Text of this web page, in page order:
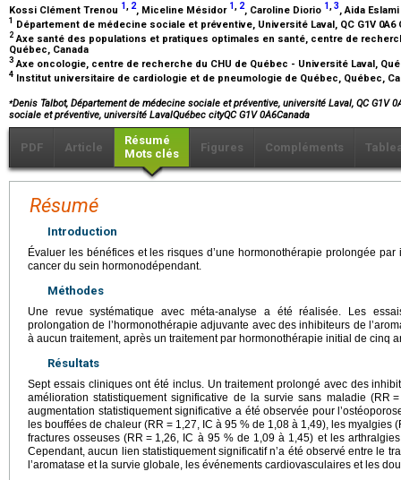
Kossi Clément Trenou 1, 2, Miceline Mésidor 1, 2, Caroline Diorio 1,3, Aida Eslami
1 Département de médecine sociale et préventive, Université Laval, QC G1V 0A6
2 Axe santé des populations et pratiques optimales en santé, centre de
Québec, Canada
3 Axe oncologie, centre de recherche du CHU de Québec - Université Laval,
4 Institut universitaire de cardiologie et de pneumologie de Québec, Québec,
⁎Denis Talbot, Département de médecine sociale et préventive, université Laval, QC G1V
sociale et préventive, université LavalQuébec cityQC G1V 0A6Canada
PDF Article
Résumé
Mots clés
Figures Compléments
Résumé
Introduction
Évaluer les bénéfices et les risques d’une hormonothérapie prolongée
cancer du sein hormonodépendant.
Méthodes
Une revue systématique avec méta-analyse a été réalisée. Les
prolongation de l’hormonothérapie adjuvante avec des inhibiteurs de
à aucun traitement, après un traitement par hormonothérapie initial de cinq
Résultats
Sept essais cliniques ont été inclus. Un traitement prolongé avec des
amélioration statistiquement significative de la survie sans maladie (RR =
augmentation statistiquement significative a été observée pour
les bouffées de chaleur (RR = 1,27, IC à 95 % de 1,08 à 1,49), les myalgies
fractures osseuses (RR = 1,26, IC à 95 % de 1,09 à 1,45) et les
Cependant, aucun lien statistiquement significatif n’a été observé entre le
l’aromatase et la survie globale, les événements cardiovasculaires et les